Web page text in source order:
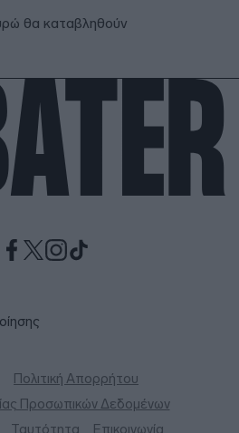
θα καταβληθούν
Πολιτική Απορρήτου
Προσωπικών Δεδομένων
Ταυτότητα Επικοινωνία